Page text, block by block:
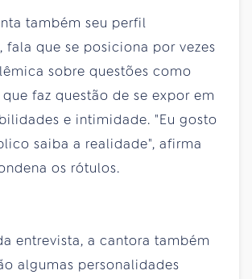
também seu perfil
fala que se posiciona por vezes
sobre questões como
faz questão de se expor em
e intimidade. "Eu gosto
saiba a realidade", afirma
os rótulos.
entrevista, a cantora também
algumas personalidades